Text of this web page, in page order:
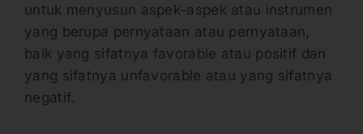
untuk menyusun aspek-aspek atau instrumen
yang berupa pernyataan atau pernyataan,
baik yang sifatnya favorable atau positif dan
yang sifatnya unfavorable atau yang sifatnya
negatif.